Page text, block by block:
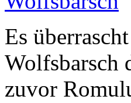
Es
Wolfsbarsch
zuvor